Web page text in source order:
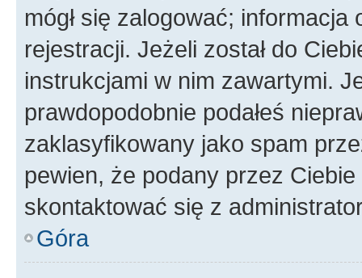
mógł się zalogować;
rejestracji. Jeżeli został do
instrukcjami w nim zawartymi.
prawdopodobnie podałeś
zaklasyfikowany jako spam
pewien, że podany przez
skontaktować się z
Góra